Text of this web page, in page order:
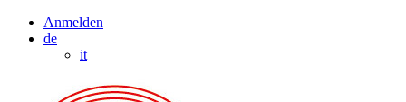
Anmelden
de
it